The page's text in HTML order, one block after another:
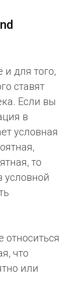
и для того,
ставят
Если вы
в
условная
то
условной
относиться
что
или